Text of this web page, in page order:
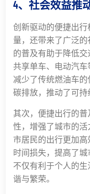
4、社会效益推
创新驱动的便捷出
量，还带来了广泛
的普及有助于降低
共享单车、电动汽
减少了传统燃油车
碳排放，推动了可持
其次，便捷出行的
性，增强了城市的
市居民的出行更加
时间损失，提高了
不仅有利于个人的
谐与繁荣。